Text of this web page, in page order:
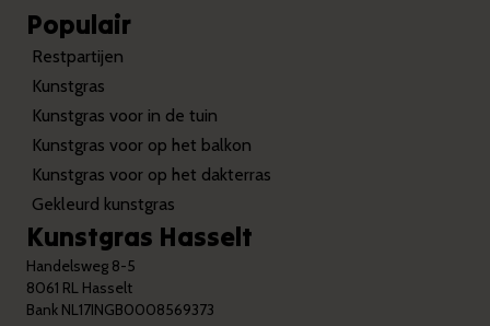
Populair
Restpartijen
Kunstgras
Kunstgras voor in de tuin
Kunstgras voor op het balkon
Kunstgras voor op het dakterras
Gekleurd kunstgras
Kunstgras Hasselt
Handelsweg 8-5
8061 RL Hasselt
Bank NL17INGB0008569373